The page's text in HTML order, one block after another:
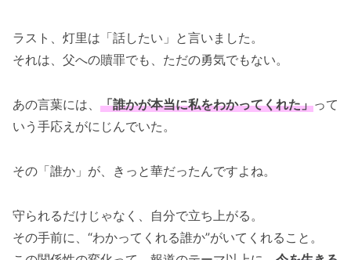
ラスト、灯里は「話したい」と言いました。
それは、父への贖罪でも、ただの勇気でもない。
あの言葉には、 「誰かが本当に私をわかってくれた」って
いう手応えがにじんでいた。
その「誰か」が、きっと華だったんですよね。
守られるだけじゃなく、自分で立ち上がる。
その手前に、“わかってくれる誰か”がいてくれること。